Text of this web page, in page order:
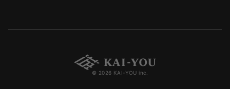
© 2026 KAI-YOU inc.